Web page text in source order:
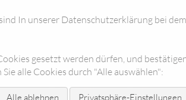
anklicken!
In unserer Datenschutzerklärung bei
gesetzt werden dürfen, und
alle Cookies durch "Alle auswählen":
Alle ablehnen Privatsphäre-Einstellungen